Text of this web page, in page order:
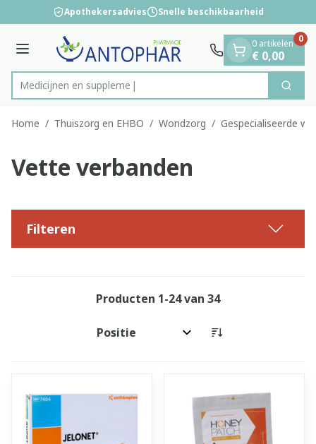
Ga naar de inhoud
1 van 1 Apothekersadvies Snelle beschikbaarheid
Menu
Product, merk, categorie...
M Zoek
0 artikelen
€ 0,00
0
Home / Thuiszorg en EHBO / Wondzorg / Gespecialiseerde
Vette verbanden
Filteren
Producten 1-24van 34
Sorteer op: